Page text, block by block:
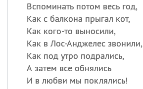
Вспоминать потом весь год,
Как с балкона прыгал кот,
Как кого-то выносили,
Как в Лос-Анджелес звонили,
Как под утро подрались,
А затем все обнялись
И в любви мы поклялись!